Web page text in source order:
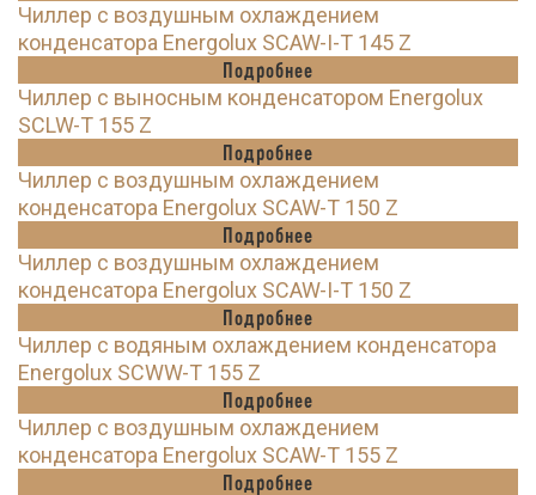
Чиллер с воздушным охлаждением
конденсатора Energolux SCAW-I-T 145 Z
Подробнее
Чиллер с выносным конденсатором Energolux
SCLW-T 155 Z
Подробнее
Чиллер с воздушным охлаждением
конденсатора Energolux SCAW-T 150 Z
Подробнее
Чиллер с воздушным охлаждением
конденсатора Energolux SCAW-I-T 150 Z
Подробнее
Чиллер с водяным охлаждением конденсатора
Energolux SCWW-T 155 Z
Подробнее
Чиллер с воздушным охлаждением
конденсатора Energolux SCAW-T 155 Z
Подробнее